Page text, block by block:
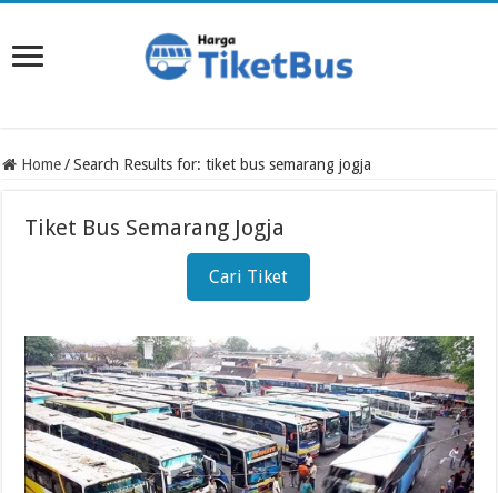
Home / Search Results for: tiket bus semarang jogja
Tiket Bus Semarang Jogja
Cari Tiket